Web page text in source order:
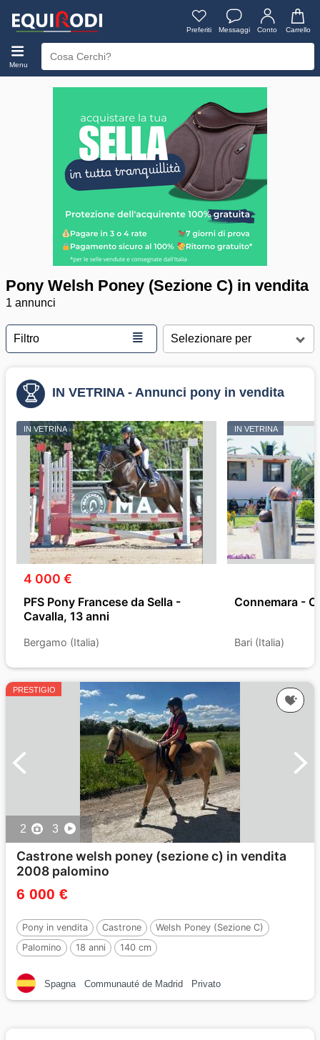
Preferiti Messaggi Conto Carrello
Menu
Pony Welsh Poney (Sezione C) in vendita
1 annunci
Filtro ≣
IN VETRINA - Annunci pony in vendita
IN VETRINA
4 000 €
PFS Pony Francese da Sella -
Cavalla, 13 anni
Bergamo (Italia)
IN VETRINA
Connemara -
Bari (Italia)
PRESTIGIO
2 3
Castrone welsh poney (sezione c) in vendita
2008 palomino
6 000 €
Pony in vendita Castrone
Welsh Poney (Sezione C)
Palomino
18 anni 140 cm
Spagna Communauté de Madrid Privato